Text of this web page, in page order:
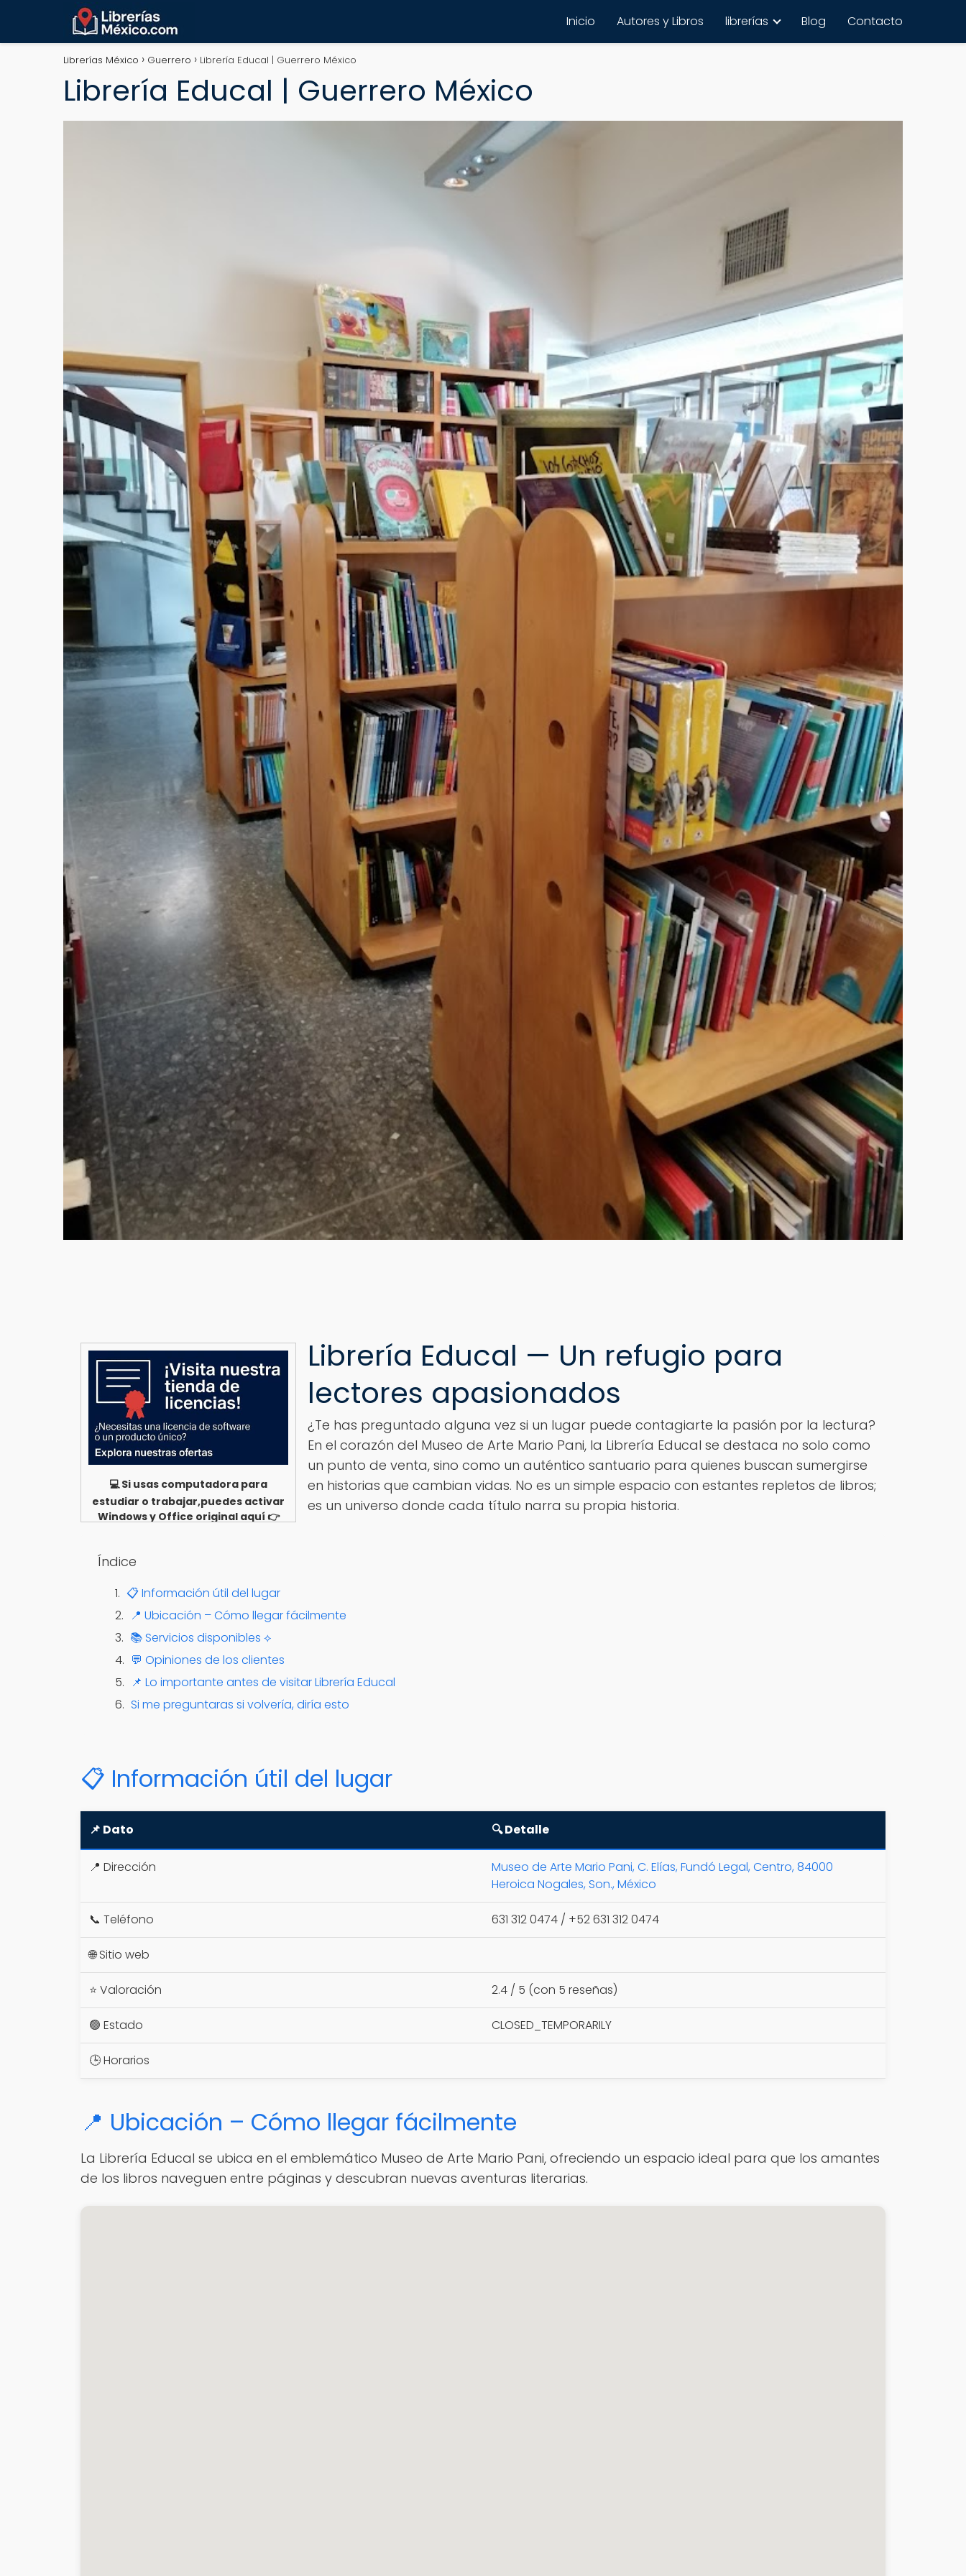
Inicio Autores y Libros librerías Blog Contacto
Librerías México Guerrero Librería Educal | Guerrero México
Librería Educal | Guerrero México
💻 Si usas computadora para
estudiar o trabajar,puedes activar
Windows y Office original aquí 👉
Librería Educal — Un refugio para
lectores apasionados
¿Te has preguntado alguna vez si un lugar puede contagiarte la pasión por la lectura?
En el corazón del Museo de Arte Mario Pani, la Librería Educal se destaca no solo como
un punto de venta, sino como un auténtico santuario para quienes buscan sumergirse
en historias que cambian vidas. No es un simple espacio con estantes repletos de libros;
es un universo donde cada título narra su propia historia.
Índice
📋 Información útil del lugar
📍 Ubicación – Cómo llegar fácilmente
📚 Servicios disponibles ⟡
💬 Opiniones de los clientes
📌 Lo importante antes de visitar Librería Educal
Si me preguntaras si volvería, diría esto
📋 Información útil del lugar
📌 Dato 🔍 Detalle
📍 Dirección
Museo de Arte Mario Pani, C. Elías, Fundó Legal, Centro, 84000
Heroica Nogales, Son., México
📞 Teléfono 631 312 0474 / +52 631 312 0474
🌐 Sitio web
⭐ Valoración 2.4 / 5 (con 5 reseñas)
🟢 Estado CLOSED_TEMPORARILY
🕒 Horarios
📍 Ubicación – Cómo llegar fácilmente
La Librería Educal se ubica en el emblemático Museo de Arte Mario Pani, ofreciendo un espacio ideal para que los amantes
de los libros naveguen entre páginas y descubran nuevas aventuras literarias.